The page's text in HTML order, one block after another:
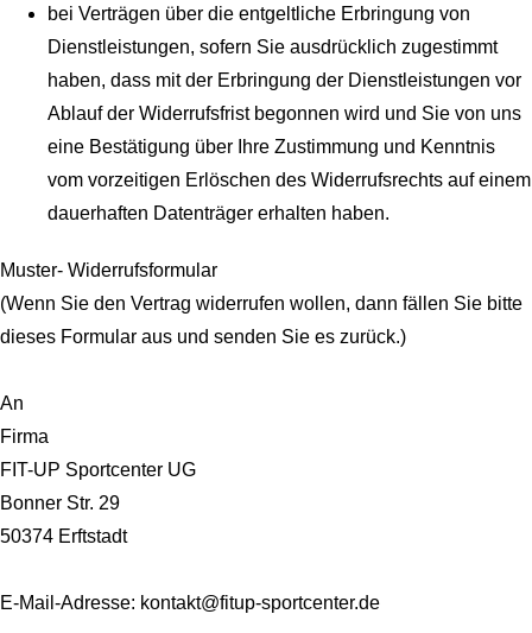
bei Verträgen über die entgeltliche Erbringung von
Dienstleistungen, sofern Sie ausdrücklich zugestimmt
haben, dass mit der Erbringung der Dienstleistungen vor
Ablauf der Widerrufsfrist begonnen wird und Sie von uns
eine Bestätigung über Ihre Zustimmung und Kenntnis
vom vorzeitigen Erlöschen des Widerrufsrechts auf einem
dauerhaften Datenträger erhalten haben.
Muster- Widerrufsformular
(Wenn Sie den Vertrag widerrufen wollen, dann fällen Sie bitte
dieses Formular aus und senden Sie es zurück.)
An
Firma
FIT-UP Sportcenter UG
Bonner Str. 29
50374 Erftstadt
E-Mail-Adresse: kontakt@fitup-sportcenter.de